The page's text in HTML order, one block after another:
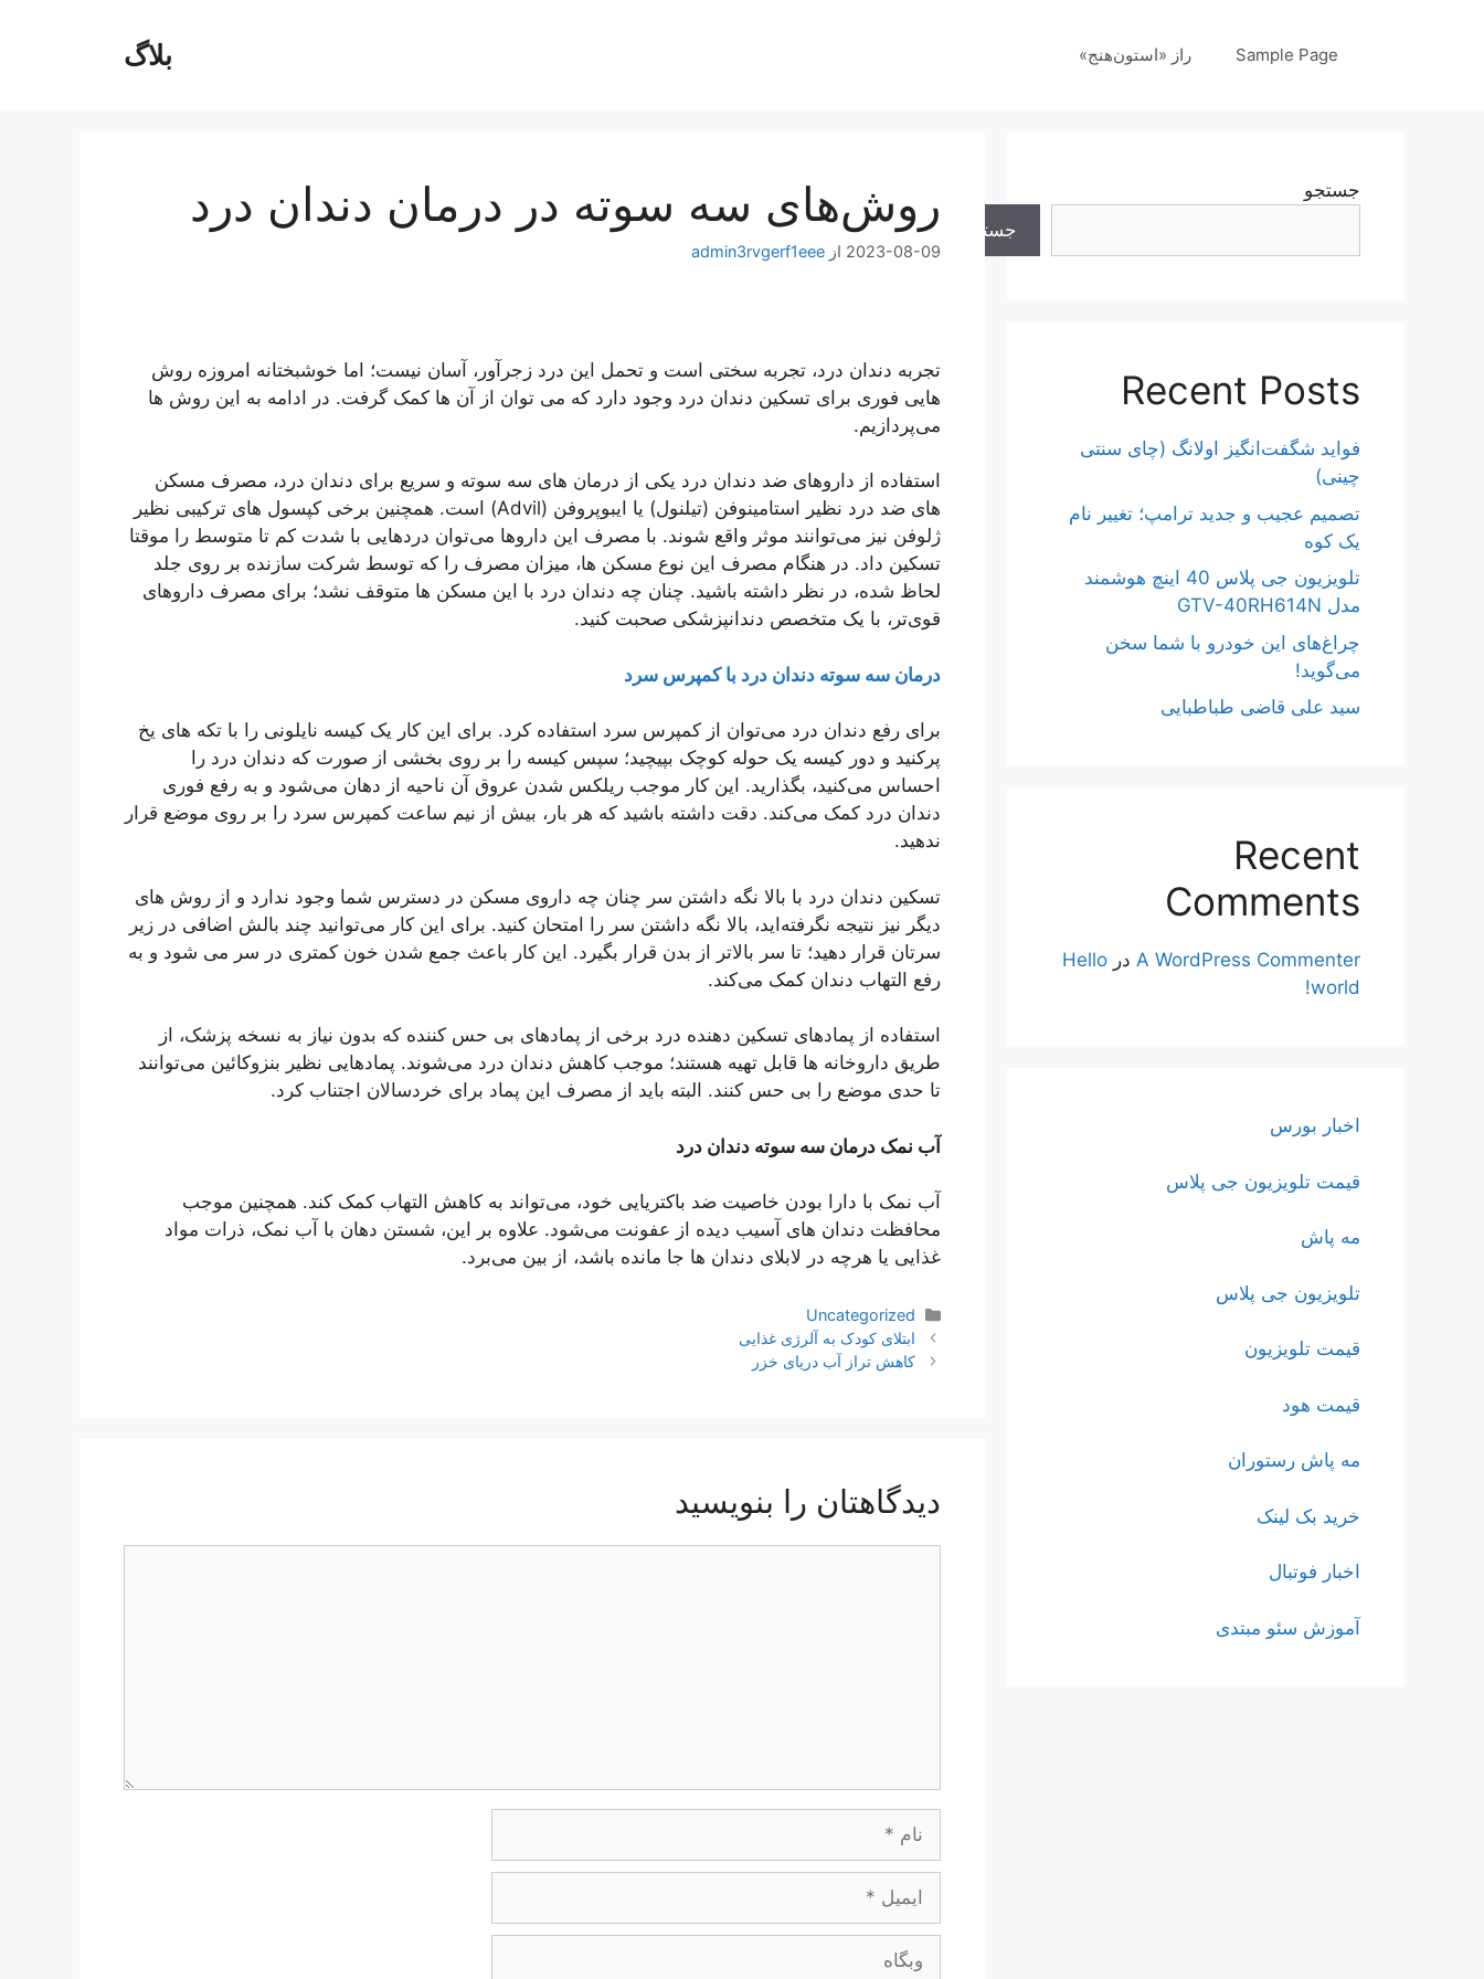
بلاگ Sample Page راز «استون‌هنج»
روش‌های سه سوته در درمان دندان درد
2023-08-09 از admin3rvgerf1eee
تجربه دندان درد، تجربه سختی است و تحمل این درد زجرآور، آسان نیست؛ اما خوشبختانه امروزه روش
هایی فوری برای تسکین دندان درد وجود دارد که می توان از آن ها کمک گرفت. در ادامه به این روش ها
می‌پردازیم.
استفاده از داروهای ضد دندان درد یکی از درمان های سه سوته و سریع برای دندان درد، مصرف مسکن
های ضد درد نظیر استامینوفن (تیلنول) یا ایبوپروفن (Advil) است. همچنین برخی کپسول های ترکیبی نظیر
ژلوفن نیز می‌توانند موثر واقع شوند. با مصرف این داروها می‌توان دردهایی با شدت کم تا متوسط را موقتا
تسکین داد. در هنگام مصرف این نوع مسکن ها، میزان مصرف را که توسط شرکت سازنده بر روی جلد
لحاظ شده، در نظر داشته باشید. چنان چه دندان درد با این مسکن ها متوقف نشد؛ برای مصرف داروهای
قوی‌تر، با یک متخصص دندانپزشکی صحبت کنید.
درمان سه سوته دندان درد با کمپرس سرد
برای رفع دندان درد می‌توان از کمپرس سرد استفاده کرد. برای این کار یک کیسه نایلونی را با تکه های یخ
پرکنید و دور کیسه یک حوله کوچک بپیچید؛ سپس کیسه را بر روی بخشی از صورت که دندان درد را
احساس می‌کنید، بگذارید. این کار موجب ریلکس شدن عروق آن ناحیه از دهان می‌شود و به رفع فوری
دندان درد کمک می‌کند. دقت داشته باشید که هر بار، بیش از نیم ساعت کمپرس سرد را بر روی موضع قرار
ندهید.
تسکین دندان درد با بالا نگه داشتن سر چنان چه داروی مسکن در دسترس شما وجود ندارد و از روش های
دیگر نیز نتیجه نگرفته‌اید، بالا نگه داشتن سر را امتحان کنید. برای این کار می‌توانید چند بالش اضافی در زیر
سرتان قرار دهید؛ تا سر بالاتر از بدن قرار بگیرد. این کار باعث جمع شدن خون کمتری در سر می شود و به
رفع التهاب دندان کمک می‌کند.
استفاده از پمادهای تسکین دهنده درد برخی از پمادهای بی حس کننده که بدون نیاز به نسخه پزشک، از
طریق داروخانه ها قابل تهیه هستند؛ موجب کاهش دندان درد می‌شوند. پمادهایی نظیر بنزوکائین می‌توانند
تا حدی موضع را بی حس کنند. البته باید از مصرف این پماد برای خردسالان اجتناب کرد.
آب نمک درمان سه سوته دندان درد
آب نمک با دارا بودن خاصیت ضد باکتریایی خود، می‌تواند به کاهش التهاب کمک کند. همچنین موجب
محافظت دندان های آسیب دیده از عفونت می‌شود. علاوه بر این، شستن دهان با آب نمک، ذرات مواد
غذایی یا هرچه در لابلای دندان ها جا مانده باشد، از بین می‌برد.
دسته‌ها
Uncategorized
ناوبری
نوشته‌ها
ابتلای کودک به آلرژی غذایی
کاهش تراز آب دریای خزر
دیدگاهتان را بنویسید
ایمیل
وبگاه
جستجو
جستجو
Recent Posts
فواید شگفت‌انگیز اولانگ (چای سنتی
چینی)
تصمیم عجیب و جدید ترامپ؛ تغییر نام
یک کوه
تلویزیون جی پلاس 40 اینچ هوشمند
مدل GTV-40RH614N
چراغ‌های این خودرو با شما سخن
می‌گوید!
سید علی قاضی طباطبایی
Recent
Comments
A WordPress Commenter در Hello
world!
اخبار بورس
قیمت تلویزیون جی پلاس
مه پاش
تلویزیون جی پلاس
قیمت تلویزیون
قیمت هود
مه پاش رستوران
خرید بک لینک
اخبار فوتبال
آموزش سئو مبتدی